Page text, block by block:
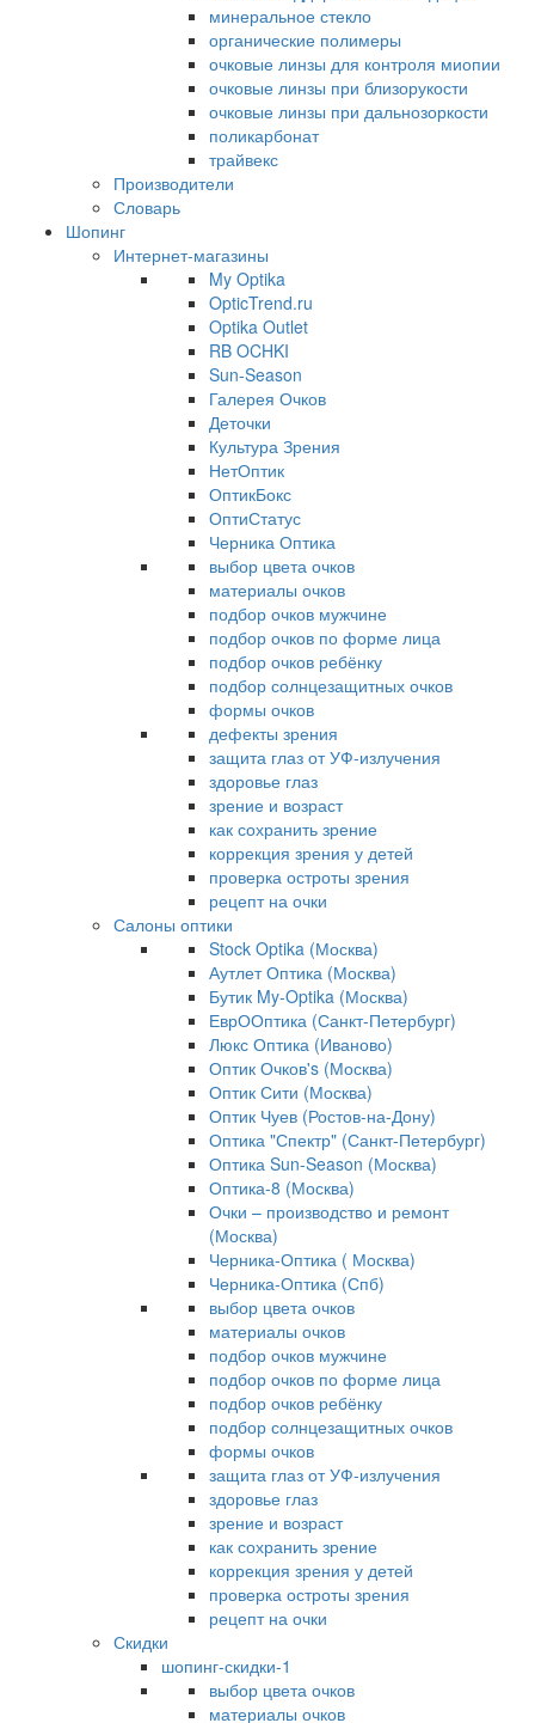
минеральное стекло
органические полимеры
очковые линзы для контроля миопии
очковые линзы при близорукости
очковые линзы при дальнозоркости
поликарбонат
трайвекс
Производители
Словарь
Шопинг
Интернет-магазины
My Optika
OpticTrend.ru
Optika Outlet
RB OCHKI
Sun-Season
Галерея Очков
Деточки
Культура Зрения
НетОптик
ОптикБокс
ОптиСтатус
Черника Оптика
выбор цвета очков
материалы очков
подбор очков мужчине
подбор очков по форме лица
подбор очков ребёнку
подбор солнцезащитных очков
формы очков
дефекты зрения
защита глаз от УФ-излучения
здоровье глаз
зрение и возраст
как сохранить зрение
коррекция зрения у детей
проверка остроты зрения
рецепт на очки
Салоны оптики
Stock Optika (Москва)
Аутлет Оптика (Москва)
Бутик My-Optika (Москва)
ЕврООптика (Санкт-Петербург)
Люкс Оптика (Иваново)
Оптик Очков's (Москва)
Оптик Сити (Москва)
Оптик Чуев (Ростов-на-Дону)
Оптика "Спектр" (Санкт-Петербург)
Оптика Sun-Season (Москва)
Оптика-8 (Москва)
Очки – производство и ремонт
(Москва)
Черника-Оптика ( Москва)
Черника-Оптика (Спб)
выбор цвета очков
материалы очков
подбор очков мужчине
подбор очков по форме лица
подбор очков ребёнку
подбор солнцезащитных очков
формы очков
защита глаз от УФ-излучения
здоровье глаз
зрение и возраст
как сохранить зрение
коррекция зрения у детей
проверка остроты зрения
рецепт на очки
Скидки
шопинг-скидки-1
выбор цвета очков
материалы очков